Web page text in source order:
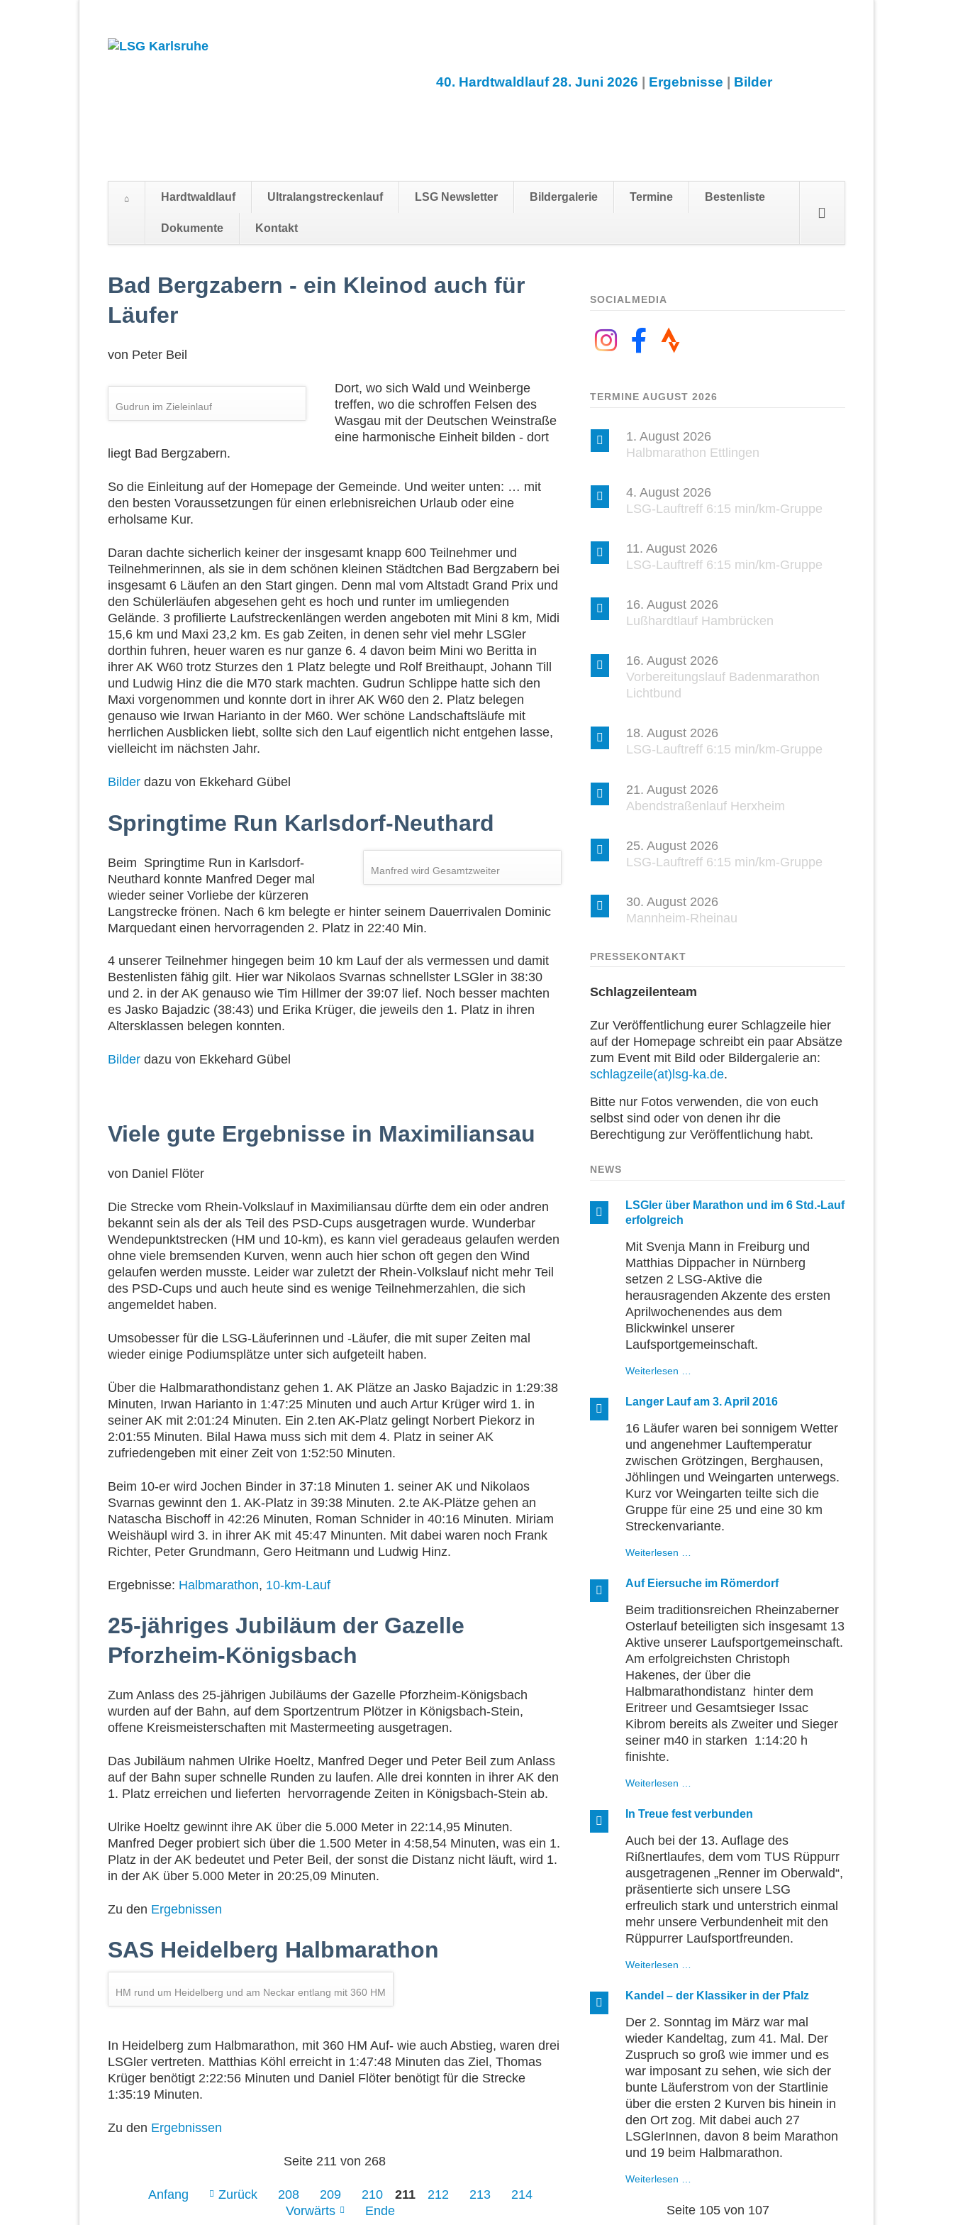
40. Hardtwaldlauf 28. Juni 2026 | Ergebnisse | Bilder
überspringen
Hardtwaldlauf Ultralangstreckenlauf LSG Newsletter Bildergalerie Termine Bestenliste
Dokumente Kontakt
Bad Bergzabern - ein Kleinod auch für
Läufer
von Peter Beil
Gudrun im Zieleinlauf
Dort, wo sich Wald und Weinberge
treffen, wo die schroffen Felsen des
Wasgau mit der Deutschen Weinstraße
eine harmonische Einheit bilden - dort
liegt Bad Bergzabern.
So die Einleitung auf der Homepage der Gemeinde. Und weiter unten: … mit
den besten Voraussetzungen für einen erlebnisreichen Urlaub oder eine
erholsame Kur.
Daran dachte sicherlich keiner der insgesamt knapp 600 Teilnehmer und
Teilnehmerinnen, als sie in dem schönen kleinen Städtchen Bad Bergzabern bei
insgesamt 6 Läufen an den Start gingen. Denn mal vom Altstadt Grand Prix und
den Schülerläufen abgesehen geht es hoch und runter im umliegenden
Gelände. 3 profilierte Laufstreckenlängen werden angeboten mit Mini 8 km, Midi
15,6 km und Maxi 23,2 km. Es gab Zeiten, in denen sehr viel mehr LSGler
dorthin fuhren, heuer waren es nur ganze 6. 4 davon beim Mini wo Beritta in
ihrer AK W60 trotz Sturzes den 1 Platz belegte und Rolf Breithaupt, Johann Till
und Ludwig Hinz die die M70 stark machten. Gudrun Schlippe hatte sich den
Maxi vorgenommen und konnte dort in ihrer AK W60 den 2. Platz belegen
genauso wie Irwan Harianto in der M60. Wer schöne Landschaftsläufe mit
herrlichen Ausblicken liebt, sollte sich den Lauf eigentlich nicht entgehen lasse,
vielleicht im nächsten Jahr.
Bilder dazu von Ekkehard Gübel
Springtime Run Karlsdorf-Neuthard
Manfred wird Gesamtzweiter
Beim Springtime Run in Karlsdorf-
Neuthard konnte Manfred Deger mal
wieder seiner Vorliebe der kürzeren
Langstrecke frönen. Nach 6 km belegte er hinter seinem Dauerrivalen Dominic
Marquedant einen hervorragenden 2. Platz in 22:40 Min.
4 unserer Teilnehmer hingegen beim 10 km Lauf der als vermessen und damit
Bestenlisten fähig gilt. Hier war Nikolaos Svarnas schnellster LSGler in 38:30
und 2. in der AK genauso wie Tim Hillmer der 39:07 lief. Noch besser machten
es Jasko Bajadzic (38:43) und Erika Krüger, die jeweils den 1. Platz in ihren
Altersklassen belegen konnten.
Bilder dazu von Ekkehard Gübel
Viele gute Ergebnisse in Maximiliansau
von Daniel Flöter
Die Strecke vom Rhein-Volkslauf in Maximiliansau dürfte dem ein oder andren
bekannt sein als der als Teil des PSD-Cups ausgetragen wurde. Wunderbar
Wendepunktstrecken (HM und 10-km), es kann viel geradeaus gelaufen werden
ohne viele bremsenden Kurven, wenn auch hier schon oft gegen den Wind
gelaufen werden musste. Leider war zuletzt der Rhein-Volkslauf nicht mehr Teil
des PSD-Cups und auch heute sind es wenige Teilnehmerzahlen, die sich
angemeldet haben.
Umsobesser für die LSG-Läuferinnen und -Läufer, die mit super Zeiten mal
wieder einige Podiumsplätze unter sich aufgeteilt haben.
Über die Halbmarathondistanz gehen 1. AK Plätze an Jasko Bajadzic in 1:29:38
Minuten, Irwan Harianto in 1:47:25 Minuten und auch Artur Krüger wird 1. in
seiner AK mit 2:01:24 Minuten. Ein 2.ten AK-Platz gelingt Norbert Piekorz in
2:01:55 Minuten. Bilal Hawa muss sich mit dem 4. Platz in seiner AK
zufriedengeben mit einer Zeit von 1:52:50 Minuten.
Beim 10-er wird Jochen Binder in 37:18 Minuten 1. seiner AK und Nikolaos
Svarnas gewinnt den 1. AK-Platz in 39:38 Minuten. 2.te AK-Plätze gehen an
Natascha Bischoff in 42:26 Minuten, Roman Schnider in 40:16 Minuten. Miriam
Weishäupl wird 3. in ihrer AK mit 45:47 Minunten. Mit dabei waren noch Frank
Richter, Peter Grundmann, Gero Heitmann und Ludwig Hinz.
Ergebnisse: Halbmarathon, 10-km-Lauf
25-jähriges Jubiläum der Gazelle
Pforzheim-Königsbach
Zum Anlass des 25-jährigen Jubiläums der Gazelle Pforzheim-Königsbach
wurden auf der Bahn, auf dem Sportzentrum Plötzer in Königsbach-Stein,
offene Kreismeisterschaften mit Mastermeeting ausgetragen.
Das Jubiläum nahmen Ulrike Hoeltz, Manfred Deger und Peter Beil zum Anlass
auf der Bahn super schnelle Runden zu laufen. Alle drei konnten in ihrer AK den
1. Platz erreichen und lieferten hervorragende Zeiten in Königsbach-Stein ab.
Ulrike Hoeltz gewinnt ihre AK über die 5.000 Meter in 22:14,95 Minuten.
Manfred Deger probiert sich über die 1.500 Meter in 4:58,54 Minuten, was ein 1.
Platz in der AK bedeutet und Peter Beil, der sonst die Distanz nicht läuft, wird 1.
in der AK über 5.000 Meter in 20:25,09 Minuten.
Zu den Ergebnissen
SAS Heidelberg Halbmarathon
HM rund um Heidelberg und am Neckar entlang mit 360 HM
In Heidelberg zum Halbmarathon, mit 360 HM Auf- wie auch Abstieg, waren drei
LSGler vertreten. Matthias Köhl erreicht in 1:47:48 Minuten das Ziel, Thomas
Krüger benötigt 2:22:56 Minuten und Daniel Flöter benötigt für die Strecke
1:35:19 Minuten.
Zu den Ergebnissen
Seite 211 von 268
Anfang Zurück 208 209 210 211 212 213
214
Vorwärts
Ende
SOCIALMEDIA
TERMINE AUGUST 2026
1. August 2026
Halbmarathon Ettlingen
4. August 2026
LSG-Lauftreff 6:15 min/km-Gruppe
11. August 2026
LSG-Lauftreff 6:15 min/km-Gruppe
16. August 2026
Lußhardtlauf Hambrücken
16. August 2026
Vorbereitungslauf Badenmarathon
Lichtbund
18. August 2026
LSG-Lauftreff 6:15 min/km-Gruppe
21. August 2026
Abendstraßenlauf Herxheim
25. August 2026
LSG-Lauftreff 6:15 min/km-Gruppe
30. August 2026
Mannheim-Rheinau
PRESSEKONTAKT
Schlagzeilenteam
Zur Veröffentlichung eurer Schlagzeile hier
auf der Homepage schreibt ein paar Absätze
zum Event mit Bild oder Bildergalerie an:
schlagzeile(at)lsg-ka.de.
Bitte nur Fotos verwenden, die von euch
selbst sind oder von denen ihr die
Berechtigung zur Veröffentlichung habt.
NEWS
LSGler über Marathon und im 6 Std.-Lauf
erfolgreich
Mit Svenja Mann in Freiburg und
Matthias Dippacher in Nürnberg
setzen 2 LSG-Aktive die
herausragenden Akzente des ersten
Aprilwochenendes aus dem
Blickwinkel unserer
Laufsportgemeinschaft.
Weiterlesen …
Marathon
und
6
Std.-
Lauf
erfolgreich
Langer Lauf am 3. April 2016
16 Läufer waren bei sonnigem Wetter
und angenehmer Lauftemperatur
zwischen Grötzingen, Berghausen,
Jöhlingen und Weingarten unterwegs.
Kurz vor Weingarten teilte sich die
Gruppe für eine 25 und eine 30 km
Streckenvariante.
Weiterlesen …
am
3.
2016
Auf Eiersuche im Römerdorf
Beim traditionsreichen Rheinzaberner
Osterlauf beteiligten sich insgesamt 13
Aktive unserer Laufsportgemeinschaft.
Am erfolgreichsten Christoph
Hakenes, der über die
Halbmarathondistanz hinter dem
Eritreer und Gesamtsieger Issac
Kibrom bereits als Zweiter und Sieger
seiner m40 in starken 1:14:20 h
finishte.
Weiterlesen …
Römerdorf
In Treue fest verbunden
Auch bei der 13. Auflage des
Rißnertlaufes, dem vom TUS Rüppurr
ausgetragenen „Renner im Oberwald“,
präsentierte sich unsere LSG
erfreulich stark und unterstrich einmal
mehr unsere Verbundenheit mit den
Rüppurrer Laufsportfreunden.
Weiterlesen …
fest
verbunden
Kandel – der Klassiker in der Pfalz
Der 2. Sonntag im März war mal
wieder Kandeltag, zum 41. Mal. Der
Zuspruch so groß wie immer und es
war imposant zu sehen, wie sich der
bunte Läuferstrom von der Startlinie
über die ersten 2 Kurven bis hinein in
den Ort zog. Mit dabei auch 27
LSGlerInnen, davon 8 beim Marathon
und 19 beim Halbmarathon.
Weiterlesen …
der
Klassiker
Seite 105 von 107